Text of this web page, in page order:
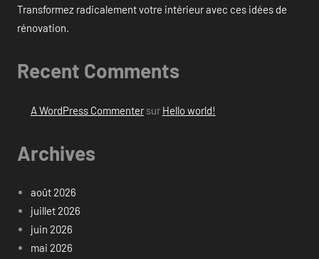
Transformez radicalement votre intérieur avec ces idées de
rénovation.
Recent Comments
A WordPress Commentersur Hello world!
Archives
août 2026
juillet 2026
juin 2026
mai 2026